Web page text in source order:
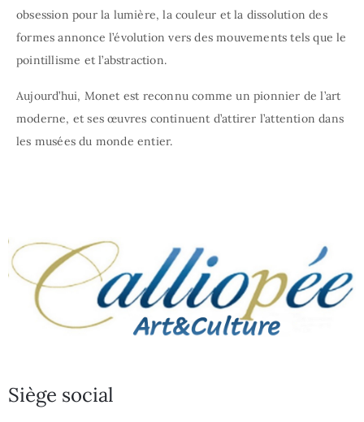
obsession pour la lumière, la couleur et la dissolution des
formes annonce l’évolution vers des mouvements tels que le
pointillisme et l’abstraction.
Aujourd’hui, Monet est reconnu comme un pionnier de l’art
moderne, et ses œuvres continuent d’attirer l’attention dans
les musées du monde entier.
Siège social